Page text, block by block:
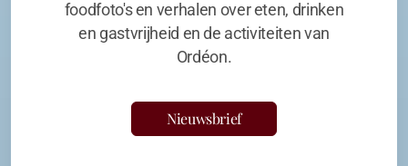
foodfoto's en verhalen over eten, drinken
en gastvrijheid en de activiteiten van
Ordéon.
Nieuwsbrief